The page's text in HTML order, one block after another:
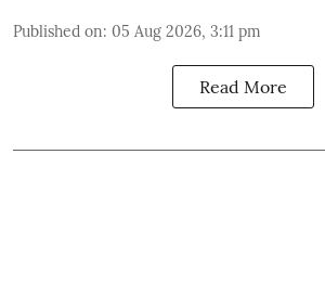
Published on: 05 Aug 2026, 3:11 pm
Read More